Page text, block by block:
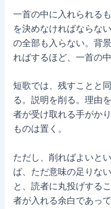
一首の中に入れられる
を決めなければならな
の全部も入らない。背
ればするほど、一首の
短歌では、残すことと
る。説明を削る。理由
者が受け取れる手がか
ものは置く。
ただし、削ればよいと
ば、ただ意味の足りな
と、読者に丸投げする
者が入れる余白であっ